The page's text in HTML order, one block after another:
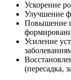
Ускорение
Улучшение
Повышение
Усиление
(пересадка,